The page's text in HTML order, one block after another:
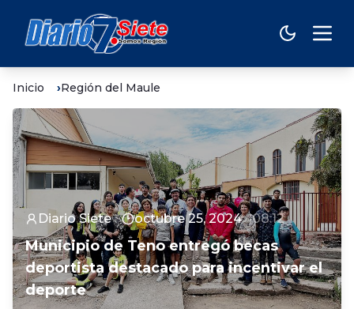
Inicio Región del Maule
Diario Siete octubre 25, 2024 08:12
Municipio de Teno entregó becas
deportista destacado para incentivar el
deporte